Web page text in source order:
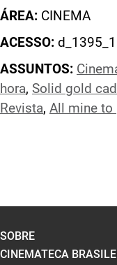
ÁREA: CINEMA
ACESSO:
ASSUNTOS:
hora, Solid gold
Revista, All mine to
SOBRE
CINEMATECA